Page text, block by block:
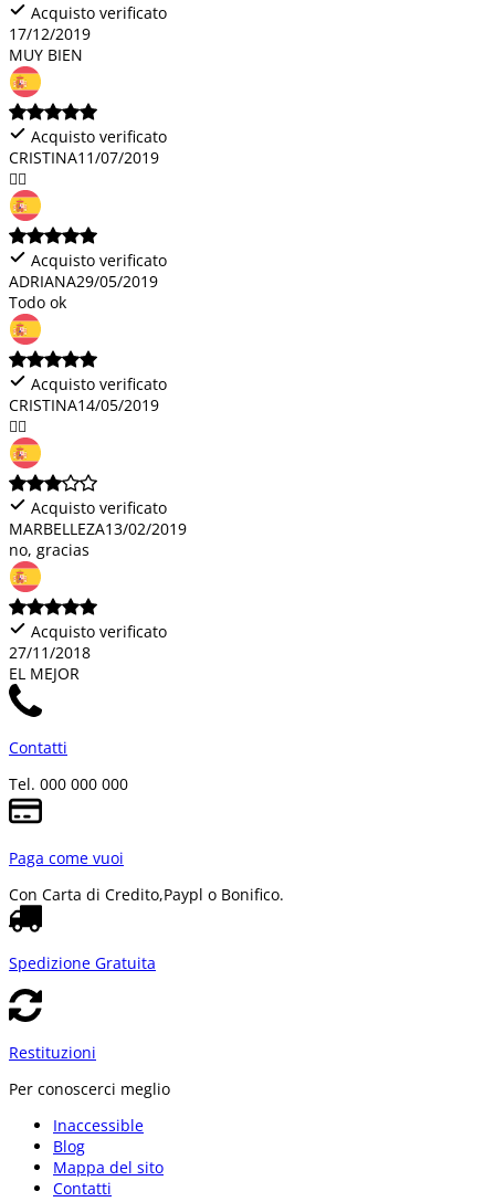
Acquisto verificato
17/12/2019
MUY BIEN
Acquisto verificato
CRISTINA11/07/2019
👌🏽
Acquisto verificato
ADRIANA29/05/2019
Todo ok
Acquisto verificato
CRISTINA14/05/2019
👌🏽
Acquisto verificato
MARBELLEZA13/02/2019
no, gracias
Acquisto verificato
27/11/2018
EL MEJOR
Contatti
Tel. 000 000 000
Paga come vuoi
Con Carta di Credito,Paypl o Bonifico.
Spedizione Gratuita
Restituzioni
Per conoscerci meglio
Inaccessible
Blog
Mappa del sito
Contatti